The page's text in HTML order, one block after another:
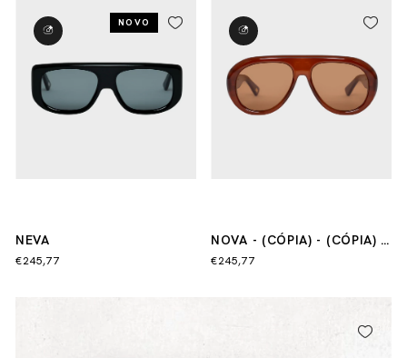
NOVO
NEVA
€245,77
NOVA - (CÓPIA) - (CÓPIA) -
(CÓPIA)
€245,77